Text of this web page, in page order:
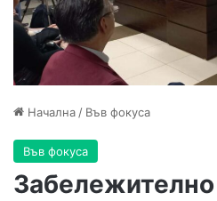
Начална/ Във фокуса
Във фокуса